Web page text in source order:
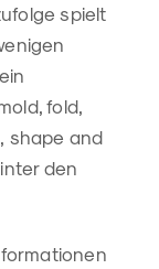
spielt
fold,
shape and
den